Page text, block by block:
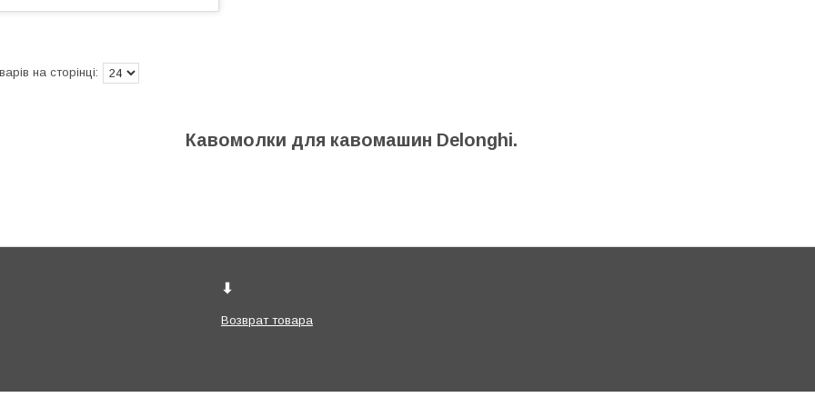
Кавомолки для кавомашин Delonghi.
⬇
Возврат товара